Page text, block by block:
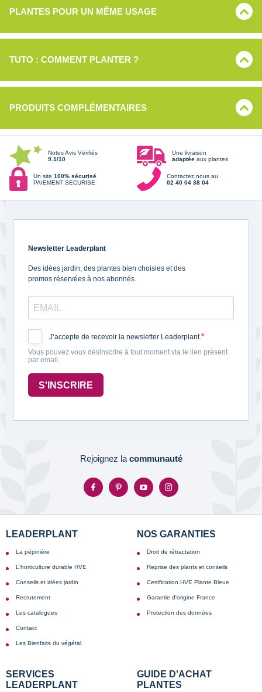
PLANTES POUR UN MÊME USAGE
TUTO : COMMENT PLANTER ?
PRODUITS COMPLÉMENTAIRES
Notes Avis Vérifiés
9.1/10
Une livraison
adaptée aux plantes
Un site 100% sécurisé
PAIEMENT SECURISE
Contactez nous au
02 40 04 38 04
Newsletter Leaderplant
Des idées jardin, des plantes bien choisies et des
promos réservées à nos abonnés.
J’accepte de recevoir la newsletter Leaderplant.
Vous pouvez vous désinscrire à tout moment via le lien présent
par email.
S'INSCRIRE
Rejoignez la communauté
LEADERPLANT
La pépinière
L'horticulture durable HVE
Conseils et idées jardin
Recrutement
Les catalogues
Contact
Les Bienfaits du végétal
NOS GARANTIES
Droit de rétractation
Reprise des plants et conseils
Certification HVE Plante Bleue
Garantie d'origine France
Protection des données
SERVICES
LEADERPLANT
GUIDE D'ACHAT
PLANTES